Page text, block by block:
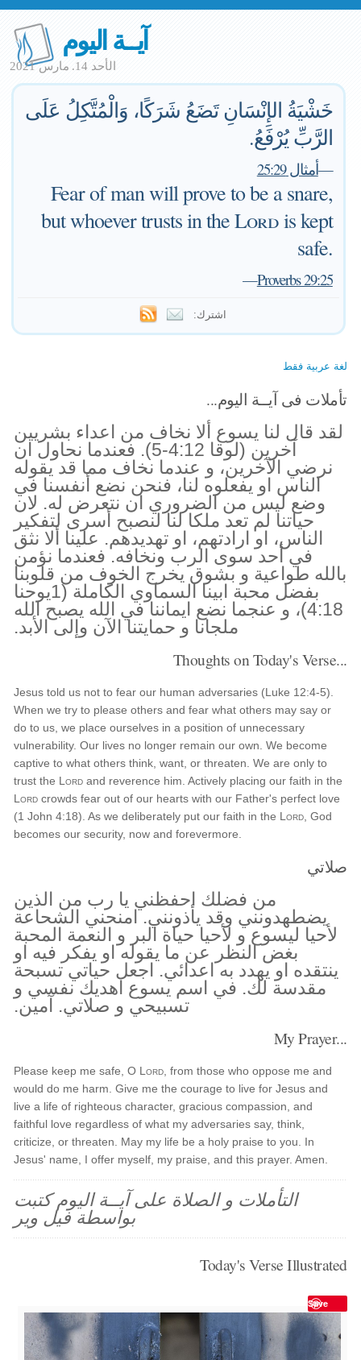
آيــة اليوم
الأحد 14. مارس 2021
خَشْيَةُ الإِنْسَانِ تَضَعُ شَرَكًا، وَالْمُتَّكِلُ عَلَى
الرَّبِّ يُرْفَعُ.
—أمثال 25:29
Fear of man will prove to be a snare,
but whoever trusts in theLordis kept
safe.
—Proverbs 29:25
اشترك:
لغة عربية فقط
تأملات فى آيــة اليوم...
لقد قال لنا يسوع ألا نخاف من اعداء بشريين
آخرين (لوقا 4:12-5). فعندما نحاول ان
نرضي الآخرين، و عندما نخاف مما قد يقوله
الناس او يفعلوه لنا، فنحن نضع أنفسنا في
وضع ليس من الضروري ان نتعرض له. لان
حياتنا لم تعد ملكا لنا لنصبح أسرى لتفكير
الناس، او ارادتهم، او تهديدهم. علينا ألا نثق
في أحد سوى الرب ونخافه. فعندما نؤمن
بالله طواعية و بشوق يخرج الخوف من قلوبنا
بفضل محبة ابينا السماوي الكاملة (1يوحنا
4:18)، و عنجما نضع ايماننا في الله يصبح الله
ملجانا و حمايتنا الآن وإلى الأبد.
Thoughts on Today's Verse...
Jesus told us not to fear our human adversaries (Luke 12:4-5).
When we try to please others and fear what others may say or
do to us, we place ourselves in a position of unnecessary
vulnerability. Our lives no longer remain our own. We become
captive to what others think, want, or threaten. We are only to
trust the Lord and reverence him. Actively placing our faith in the
Lord crowds fear out of our hearts with our Father's perfect love
(1 John 4:18). As we deliberately put our faith in the Lord , God
becomes our security, now and forevermore.
صلاتي
من فضلك احفظني يا رب من الذين
يضطهدونني وقد يأذونني. امنحني الشحاعة
لأحيا ليسوع و لأحيا حياة البر و النعمة المحبة
بغض النظر عن ما يقوله او يفكر فيه او
ينتقده او يهدد به اعدائي. اجعل حياتي تسبحة
مقدسة لك. في اسم يسوع اهديك نفسي و
تسبيحي و صلاتي. آمين.
My Prayer...
Please keep me safe, O Lord , from those who oppose me and
would do me harm. Give me the courage to live for Jesus and
live a life of righteous character, gracious compassion, and
faithful love regardless of what my adversaries say, think,
criticize, or threaten. May my life be a holy praise to you. In
Jesus' name, I offer myself, my praise, and this prayer. Amen.
التأملات و الصلاة على آيــة اليوم كتبت
بواسطة فيل وير
Today's Verse Illustrated
Save